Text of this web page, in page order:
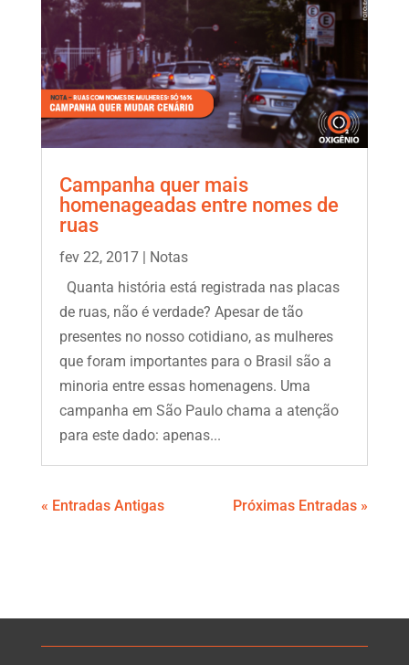
Campanha quer mais
homenageadas entre nomes de
ruas
fev 22, 2017| Notas
Quanta história está registrada nas placas
de ruas, não é verdade? Apesar de tão
presentes no nosso cotidiano, as mulheres
que foram importantes para o Brasil são a
minoria entre essas homenagens. Uma
campanha em São Paulo chama a atenção
para este dado: apenas...
« Entradas Antigas Próximas Entradas »